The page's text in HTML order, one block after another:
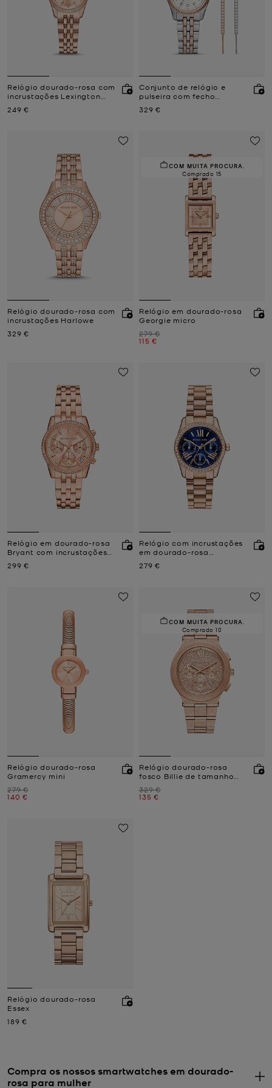
Relógio dourado-rosa com
incrustações Lexington
Agora
249 €
Conjunto de relógio e
pulseira com fecho
prateados com
Agora
329 €
Relógio dourado-rosa com
incrustações Harlowe
Agora
329 €
COM MUITA PROCURA.
Comprado 15
Relógio em dourado-rosa
Georgie micro
Era
279 €
Agora
115 €
Relógio em dourado-rosa
Bryant com incrustações
Agora
299 €
Relógio com incrustações
em dourado-rosa
Agora
279 €
Relógio dourado-rosa
Gramercy mini
Era
279 €
Agora
140 €
COM MUITA PROCURA.
Comprado 10
Relógio dourado-rosa
fosco Billie de tamanho
Era
329 €
Agora
135 €
Relógio dourado-rosa
Essex
Agora
189 €
Compra os nossos smartwatches em dourado-
rosa para mulher